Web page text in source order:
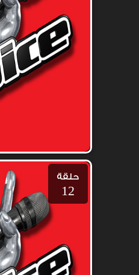
حلقة
12